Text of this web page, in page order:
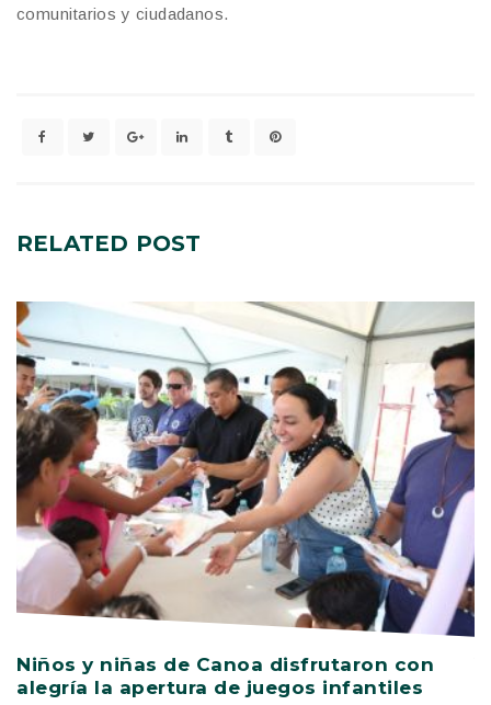
comunitarios y ciudadanos.
RELATED POST
Niños y niñas de Canoa disfrutaron con
alegría la apertura de juegos infantiles